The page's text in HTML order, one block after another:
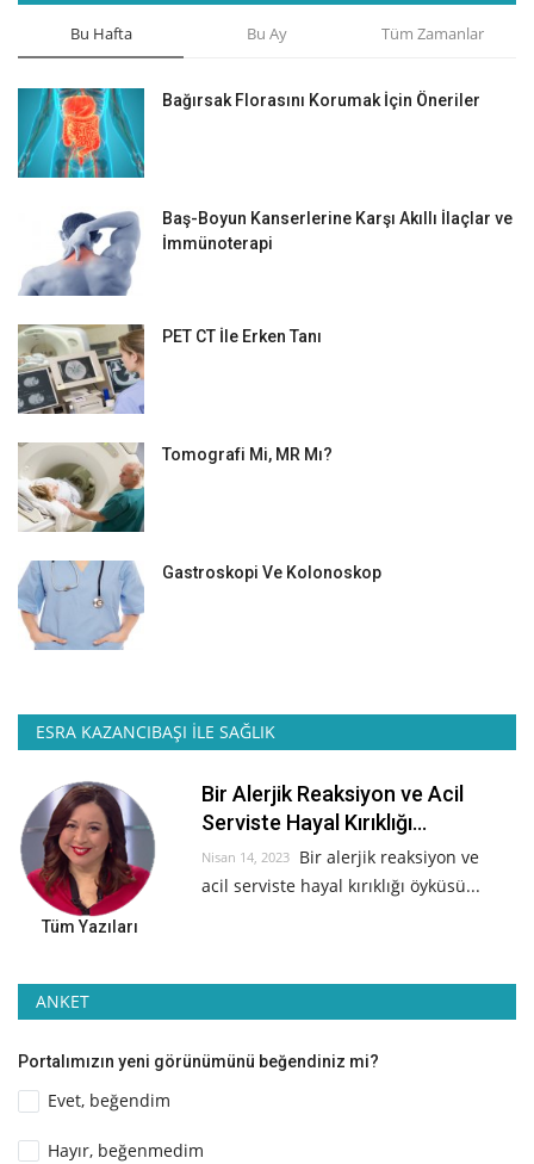
Bu Hafta Bu Ay Tüm Zamanlar
Bağırsak Florasını Korumak İçin Öneriler
Baş-Boyun Kanserlerine Karşı Akıllı İlaçlar ve
İmmünoterapi
PET CT İle Erken Tanı
Tomografi Mi, MR Mı?
Gastroskopi Ve Kolonoskop
ESRA KAZANCIBAŞI İLE SAĞLIK
Bir Alerjik Reaksiyon ve Acil
Serviste Hayal Kırıklığı...
Nisan 14, 2023 Bir alerjik reaksiyon ve
acil serviste hayal kırıklığı öyküsü...
Tüm Yazıları
ANKET
Portalımızın yeni görünümünü beğendiniz mi?
Evet, beğendim
Hayır, beğenmedim